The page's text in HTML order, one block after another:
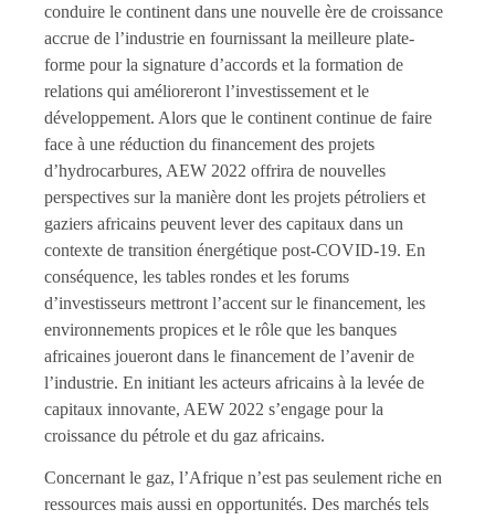
conduire le continent dans une nouvelle ère de croissance
accrue de l’industrie en fournissant la meilleure plate-
forme pour la signature d’accords et la formation de
relations qui amélioreront l’investissement et le
développement. Alors que le continent continue de faire
face à une réduction du financement des projets
d’hydrocarbures, AEW 2022 offrira de nouvelles
perspectives sur la manière dont les projets pétroliers et
gaziers africains peuvent lever des capitaux dans un
contexte de transition énergétique post-COVID-19. En
conséquence, les tables rondes et les forums
d’investisseurs mettront l’accent sur le financement, les
environnements propices et le rôle que les banques
africaines joueront dans le financement de l’avenir de
l’industrie. En initiant les acteurs africains à la levée de
capitaux innovante, AEW 2022 s’engage pour la
croissance du pétrole et du gaz africains.
Concernant le gaz, l’Afrique n’est pas seulement riche en
ressources mais aussi en opportunités. Des marchés tels